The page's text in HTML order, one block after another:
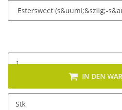
Stk
IN DEN